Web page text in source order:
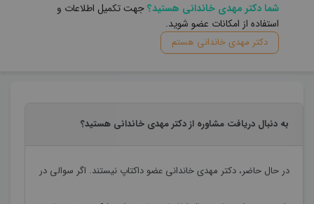
شما دکتر مهدی خاندانی هستید؟جهت تکمیل اطلاعات و
استفاده از امکانات عضو شوید.
دکتر مهدی خاندانی هستم
به دنبال دریافت مشاوره از دکتر مهدی خاندانی هستید؟
در حال حاضر،دکتر مهدی خاندانی عضو داکتاپ نیستند. اگر سوالی در